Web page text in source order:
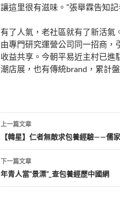
讓這里很有滋味。”張舉霖告知記
有了人氣，老社區就有了新活氣
由專門研究運營公司同一招商，
收益共享。今朝平易近主村已
潮店展，也有傳統brand，累計
文
章
導
覽
上一篇文章
【韓星】仁者無敵求包養經驗——儒
下一篇文章
年青人當“景漂”_查包養經歷中國網